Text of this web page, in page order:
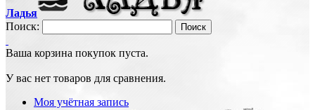
Ладья
Поиск:
Поиск
Ваша корзина покупок пуста.
У вас нет товаров для сравнения.
Моя учётная запись